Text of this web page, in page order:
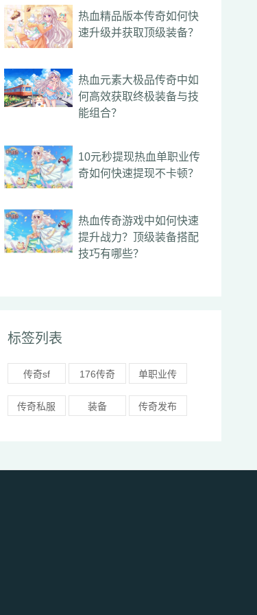
热血精品版本传奇如何快
速升级并获取顶级装备？
热血元素大极品传奇中如
何高效获取终极装备与技
能组合？
10元秒提现热血单职业传
奇如何快速提现不卡顿？
热血传奇游戏中如何快速
提升战力？顶级装备搭配
技巧有哪些？
标签列表
传奇sf 176传奇
单职业传
奇
传奇私服
装备
传奇发布